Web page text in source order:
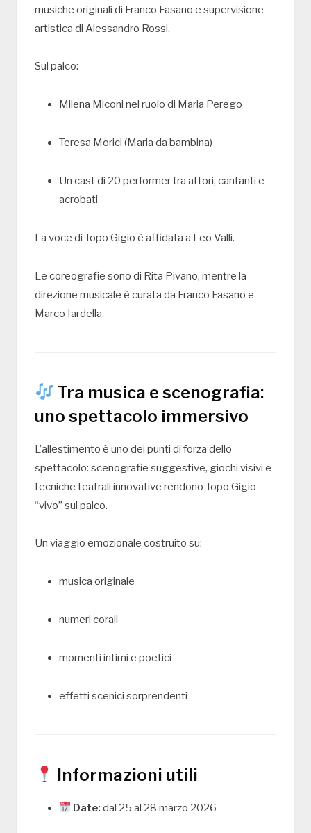
musiche originali di Franco Fasano e supervisione
artistica di Alessandro Rossi.
Sul palco:
Milena Miconi nel ruolo di Maria Perego
Teresa Morici (Maria da bambina)
Un cast di 20 performer tra attori, cantanti e
acrobati
La voce di Topo Gigio è affidata a Leo Valli.
Le coreografie sono di Rita Pivano, mentre la
direzione musicale è curata da Franco Fasano e
Marco Iardella.
Tra musica e scenografia:
uno spettacolo immersivo
L’allestimento è uno dei punti di forza dello
spettacolo: scenografie suggestive, giochi visivi e
tecniche teatrali innovative rendono Topo Gigio
“vivo” sul palco.
Un viaggio emozionale costruito su:
musica originale
numeri corali
momenti intimi e poetici
effetti scenici sorprendenti
Informazioni utili
Date: dal 25 al 28 marzo 2026